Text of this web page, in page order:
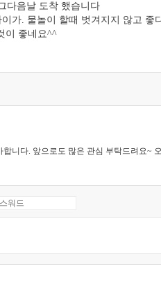
다음날 도착 했습니다
가. 물놀이 할때 벗겨지지 않고
이 좋네요^^
니다. 앞으로도 많은 관심 부탁드려요~